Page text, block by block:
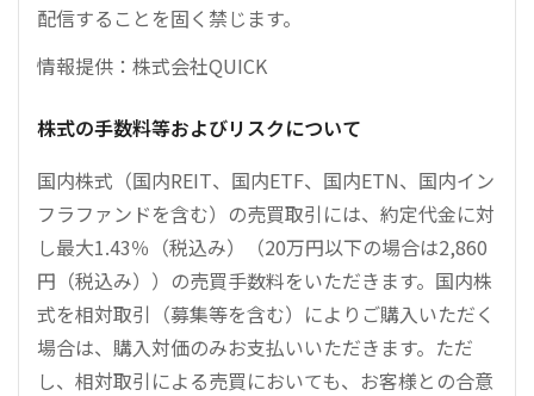
配信することを固く禁じます。
情報提供：株式会社QUICK
株式の手数料等およびリスクについて
国内株式（国内REIT、国内ETF、国内ETN、国内イン
フラファンドを含む）の売買取引には、約定代金に対
し最大1.43％（税込み）（20万円以下の場合は2,860
円（税込み））の売買手数料をいただきます。国内株
式を相対取引（募集等を含む）によりご購入いただく
場合は、購入対価のみお支払いいただきます。ただ
し、相対取引による売買においても、お客様との合意